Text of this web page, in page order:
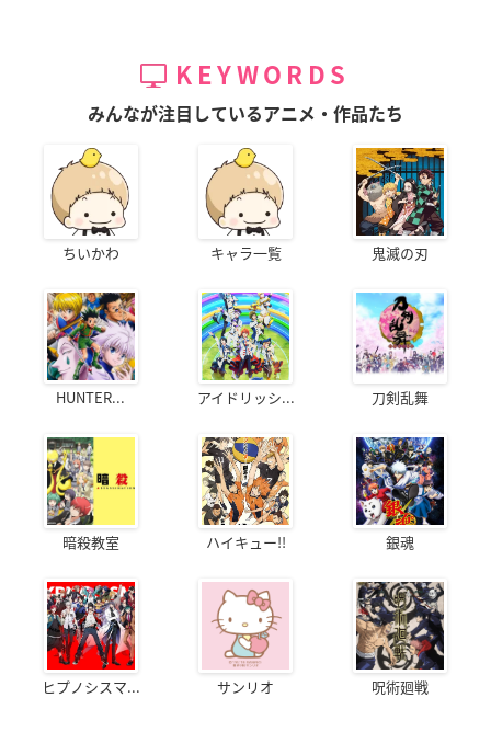
KEYWORDS
みんなが注目しているアニメ・作品たち
ちいかわ キャラ一覧 鬼滅の刃
HUNTER... アイドリッシ... 刀剣乱舞
暗殺教室 ハイキュー!! 銀魂
ヒプノシスマ... サンリオ 呪術廻戦